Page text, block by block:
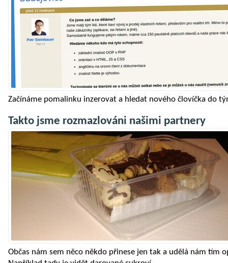
Začínáme pomalinku inzerovat a hledat nového človíčka do
Takto jsme rozmazlováni našimi partnery
Občas nám sem něco někdo přinese jen tak a udělá nám tím